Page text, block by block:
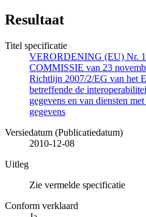
Resultaat
Titel specificatie
VERORDENING (EU) Nr.
COMMISSIE van 23
Richtlijn 2007/2/EG van het
betreffende de
gegevens en van diensten
gegevens
Versiedatum (Publicatiedatum)
2010-12-08
Uitleg
Zie vermelde specificatie
Conform verklaard